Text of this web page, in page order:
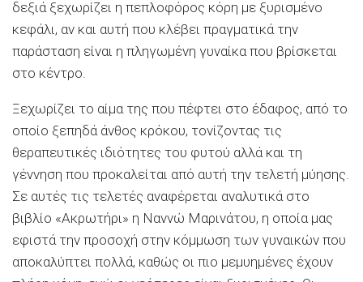
δεξιά ξεχωρίζει η πεπλοφόρος κόρη με ξυρισμένο
κεφάλι, αν και αυτή που κλέβει πραγματικά την
παράσταση είναι η πληγωμένη γυναίκα που βρίσκεται
στο κέντρο.
Ξεχωρίζει το αίμα της που πέφτει στο έδαφος, από το
οποίο ξεπηδά άνθος κρόκου, τονίζοντας τις
θεραπευτικές ιδιότητες του φυτού αλλά και τη
γέννηση που προκαλείται από αυτή την τελετή μύησης.
Σε αυτές τις τελετές αναφέρεται αναλυτικά στο
βιβλίο «Ακρωτήρι» η Ναννώ Μαρινάτου, η οποία μας
εφιστά την προσοχή στην κόμμωση των γυναικών που
αποκαλύπτει πολλά, καθώς οι πιο μεμυημένες έχουν